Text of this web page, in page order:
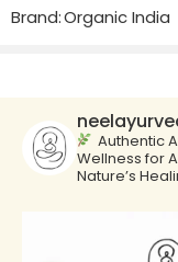
Brand:Organic India
Authentic
Wellness for
Nature’s